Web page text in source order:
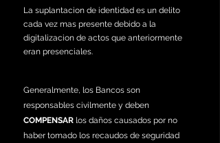
La suplantacion de identidad es un delito
cada vez mas presente debido a la
digitalizacion de actos que anteriormente
eran presenciales.
Generalmente, los Bancos son
responsables civilmente y deben
COMPENSAR los daños causados por no
haber tomado los recaudos de seguridad